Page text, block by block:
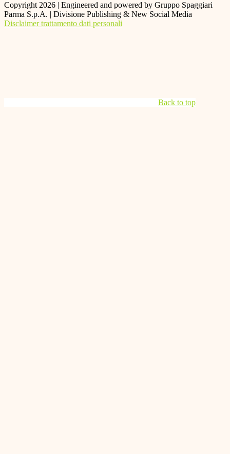
Copyright 2026 | Engineered and powered by Gruppo Spaggiari
Parma S.p.A. | Divisione Publishing & New Social Media
Disclaimer trattamento dati personali
Back to top